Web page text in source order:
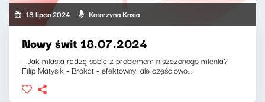
18 lipca 2024 Katarzyna Kasia
Nowy świt 18.07.2024
- Jak miasta radzą sobie z problemem niszczonego mienia?
Filip Matysik - Brokat - efektowny, ale częściowo...